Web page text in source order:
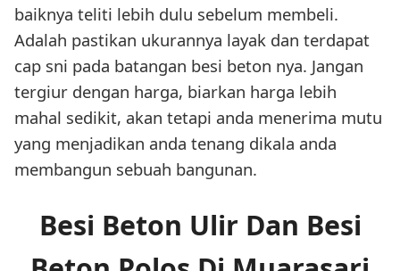
baiknya teliti lebih dulu sebelum membeli.
Adalah pastikan ukurannya layak dan terdapat
cap sni pada batangan besi beton nya. Jangan
tergiur dengan harga, biarkan harga lebih
mahal sedikit, akan tetapi anda menerima mutu
yang menjadikan anda tenang dikala anda
membangun sebuah bangunan.
Besi Beton Ulir Dan Besi